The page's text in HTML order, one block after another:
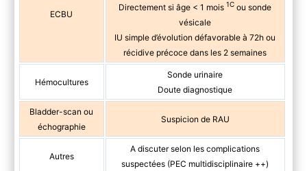
ECBU
Directement si âge < 1 mois 1C ou sonde
vésicale
IU simple d’évolution défavorable à 72h ou
récidive précoce dans les 2 semaines
Hémocultures
Sonde urinaire
Doute diagnostique
Bladder-scan ou
échographie
Suspicion de RAU
Autres
A discuter selon les complications
suspectées (PEC multidisciplinaire ++)